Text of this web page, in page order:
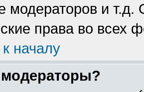
модераторов и
права во всех
началу
модераторы?